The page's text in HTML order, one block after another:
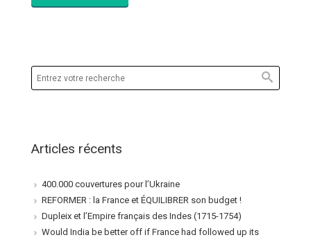
Articles récents
400.000 couvertures pour l’Ukraine
REFORMER : la France et ÉQUILIBRER son budget !
Dupleix et l’Empire français des Indes (1715-1754)
Would India be better off if France had followed up its